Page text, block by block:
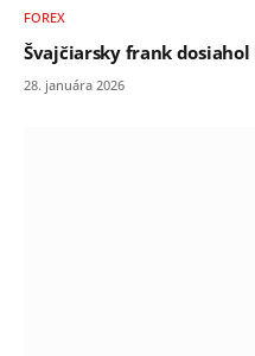
FOREX
Švajčiarsky frank
28. januára 2026